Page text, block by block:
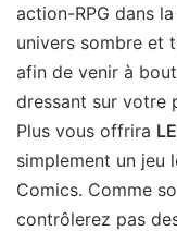
action-RPG dans
univers sombre et
afin de venir à
dressant sur votre
Plus vous offrira
simplement un jeu
Comics. Comme
contrôlerez pas